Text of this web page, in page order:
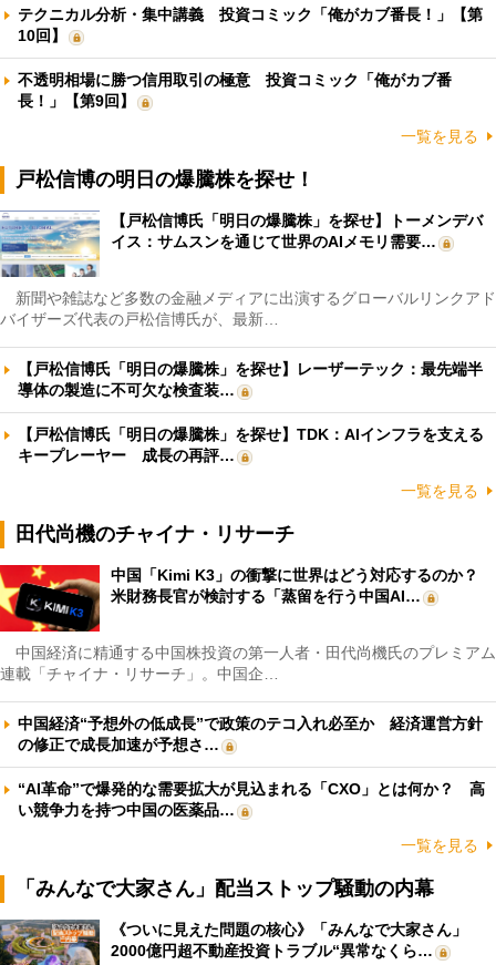
テクニカル分析・集中講義 投資コミック「俺がカブ番長！」【第
10回】
不透明相場に勝つ信用取引の極意 投資コミック「俺がカブ番
長！」【第9回】
一覧を見る
戸松信博の明日の爆騰株を探せ！
【戸松信博氏「明日の爆騰株」を探せ】トーメンデバ
イス：サムスンを通じて世界のAIメモリ需要…
新聞や雑誌など多数の金融メディアに出演するグローバルリンクアド
バイザーズ代表の戸松信博氏が、最新…
【戸松信博氏「明日の爆騰株」を探せ】レーザーテック：最先端半
導体の製造に不可欠な検査装…
【戸松信博氏「明日の爆騰株」を探せ】TDK：AIインフラを支える
キープレーヤー 成長の再評…
一覧を見る
田代尚機のチャイナ・リサーチ
中国「Kimi K3」の衝撃に世界はどう対応するのか？
米財務長官が検討する「蒸留を行う中国AI…
中国経済に精通する中国株投資の第一人者・田代尚機氏のプレミアム
連載「チャイナ・リサーチ」。中国企…
中国経済“予想外の低成長”で政策のテコ入れ必至か 経済運営方針
の修正で成長加速が予想さ…
“AI革命”で爆発的な需要拡大が見込まれる「CXO」とは何か？ 高
い競争力を持つ中国の医薬品…
一覧を見る
「みんなで大家さん」配当ストップ騒動の内幕
《ついに見えた問題の核心》「みんなで大家さん」
2000億円超不動産投資トラブル“異常なくら…